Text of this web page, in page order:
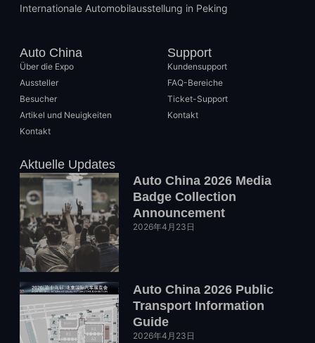
Internationale Automobilausstellung in Peking
Auto China
Über die Expo
Aussteller
Besucher
Artikel und Neuigkeiten
Kontakt
Support
Kundensupport
FAQ-Bereiche
Ticket-Support
Kontakt
Aktuelle Updates
Auto China 2026 Media
Badge Collection
Announcement
2026年4月23日
Auto China 2026 Public
Transport Information
Guide
2026年4月23日